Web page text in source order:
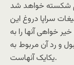
سراپا دروغ این
خواهی آنها را به
و رد آن مربوط به
یکایک آنهاست.